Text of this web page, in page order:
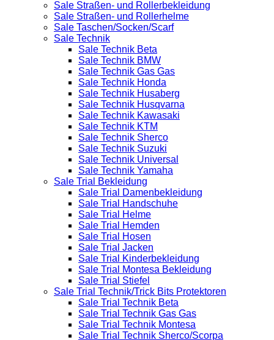
Sale Straßen- und Rollerbekleidung
Sale Straßen- und Rollerhelme
Sale Taschen/Socken/Scarf
Sale Technik
Sale Technik Beta
Sale Technik BMW
Sale Technik Gas Gas
Sale Technik Honda
Sale Technik Husaberg
Sale Technik Husqvarna
Sale Technik Kawasaki
Sale Technik KTM
Sale Technik Sherco
Sale Technik Suzuki
Sale Technik Universal
Sale Technik Yamaha
Sale Trial Bekleidung
Sale Trial Damenbekleidung
Sale Trial Handschuhe
Sale Trial Helme
Sale Trial Hemden
Sale Trial Hosen
Sale Trial Jacken
Sale Trial Kinderbekleidung
Sale Trial Montesa Bekleidung
Sale Trial Stiefel
Sale Trial Technik/Trick Bits Protektoren
Sale Trial Technik Beta
Sale Trial Technik Gas Gas
Sale Trial Technik Montesa
Sale Trial Technik Sherco/Scorpa